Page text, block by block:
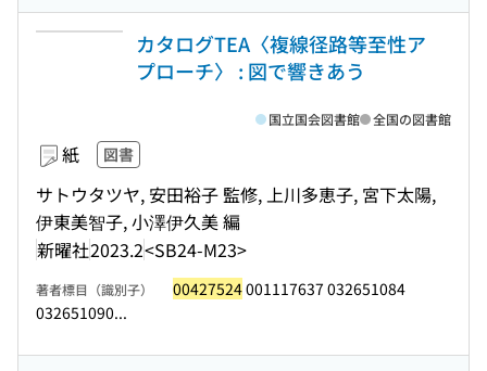
カタログTEA〈複線径路等至性ア
プローチ〉 : 図で響きあう
紙 図書
サトウタツヤ, 安田裕子 監修, 上川多恵子, 宮下太陽,
伊東美智子, 小澤伊久美 編
新曜社2023.2<SB24-M23>
国立国会図書館 全国の図書館
著者標目（識別子） 00427524001117637 032651084
032651090...